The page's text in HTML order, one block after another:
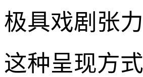
极具戏剧张
这种呈现方